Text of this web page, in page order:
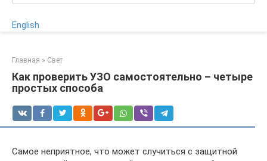
English
Главная » Свет
Как проверить УЗО самостоятельно – четыре
простых способа
Самое неприятное, что может случиться с защитной